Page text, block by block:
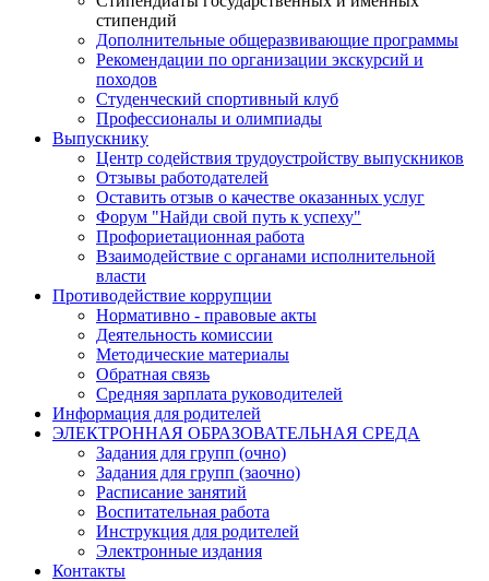
стипендий
Дополнительные общеразвивающие программы
Рекомендации по организации экскурсий и
походов
Студенческий спортивный клуб
Профессионалы и олимпиады
Выпускнику
Центр содействия трудоустройству выпускников
Отзывы работодателей
Оставить отзыв о качестве оказанных услуг
Форум "Найди свой путь к успеху"
Профориетационная работа
Взаимодействие с органами исполнительной
власти
Противодействие коррупции
Нормативно - правовые акты
Деятельность комиссии
Методические материалы
Обратная связь
Средняя зарплата руководителей
Информация для родителей
ЭЛЕКТРОННАЯ ОБРАЗОВАТЕЛЬНАЯ СРЕДА
Задания для групп (очно)
Задания для групп (заочно)
Расписание занятий
Воспитательная работа
Инструкция для родителей
Электронные издания
Контакты